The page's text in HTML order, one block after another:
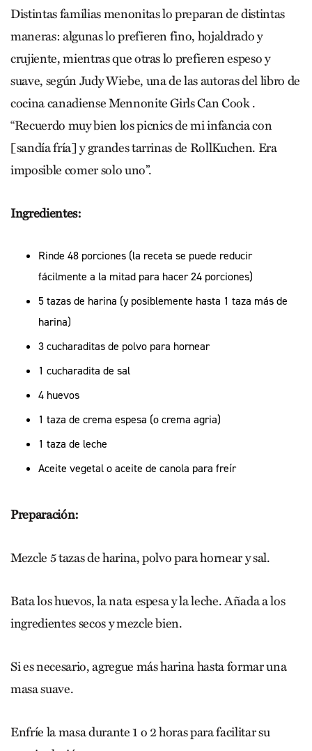
Distintas familias menonitas lo preparan de distintas
maneras: algunas lo prefieren fino, hojaldrado y
crujiente, mientras que otras lo prefieren espeso y
suave, según Judy Wiebe, una de las autoras del libro de
cocina canadiense Mennonite Girls Can Cook .
“Recuerdo muy bien los picnics de mi infancia con
[sandía fría] y grandes tarrinas de RollKuchen. Era
imposible comer solo uno”.
Ingredientes:
Rinde 48 porciones (la receta se puede reducir
fácilmente a la mitad para hacer 24 porciones)
5 tazas de harina (y posiblemente hasta 1 taza más de
harina)
3 cucharaditas de polvo para hornear
1 cucharadita de sal
4 huevos
1 taza de crema espesa (o crema agria)
1 taza de leche
Aceite vegetal o aceite de canola para freír
Preparación:
Mezcle 5 tazas de harina, polvo para hornear y sal.
Bata los huevos, la nata espesa y la leche. Añada a los
ingredientes secos y mezcle bien.
Si es necesario, agregue más harina hasta formar una
masa suave.
Enfríe la masa durante 1 o 2 horas para facilitar su